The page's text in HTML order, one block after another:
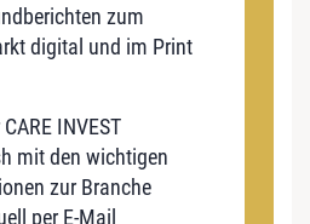
zum
digital und im Print
INVEST
mit den wichtigen
zur Branche
per E-Mail